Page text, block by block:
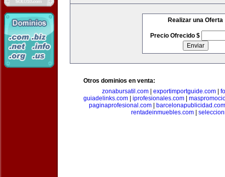
Realizar una Oferta
Precio Ofrecido $
Otros dominios en venta:
zonabursatil.com
exportimportguide.com
guiadelinks.com
iprofesionales.com
paginaprofesional.com|
barcelonapublicidad.com
rentadeinmuebles.com|